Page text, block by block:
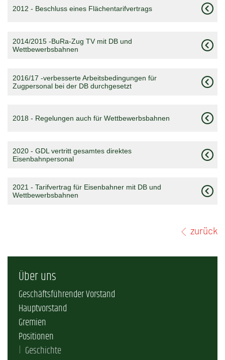
2012 - Beschluss eines Flächentarifvertrags
2014/2015 -BuRa-Zug TV mit DB und
Wettbewerbsbahnen
2016/17 -verbesserte Arbeitsbedingungen für
Zugpersonal bei der DB durchgesetzt
2018 - Regelungen auch für Wettbewerbsbahnen
2020 - GDL vertritt gesamtes direktes
Eisenbahnpersonal
2021 - Tarifvertrag für Eisenbahner mit DB und
Wettbewerbsbahnen
zurück
Über uns
Geschäftsführender Vorstand
Hauptvorstand
Gremien
Positionen
Geschichte